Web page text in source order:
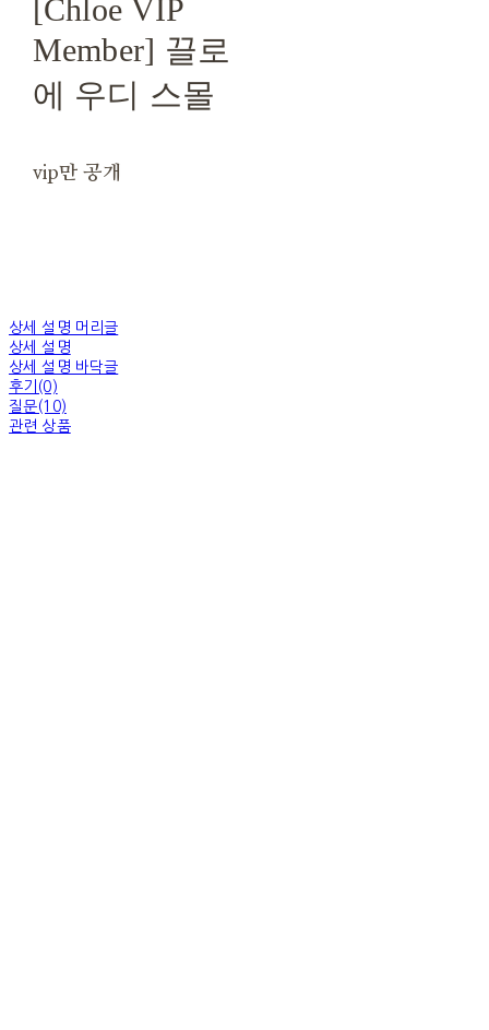
[Chloe VIP
Member] 끌로
에 우디 스몰
vip만 공개
상세 설명 머리글
상세 설명
상세 설명 바닥글
후기(0)
질문(10)
관련 상품